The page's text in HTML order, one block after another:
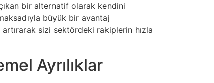
bir alternatif olarak kendini
büyük bir avantaj
sizi sektördeki rakiplerin hızla
Ayrılıklar